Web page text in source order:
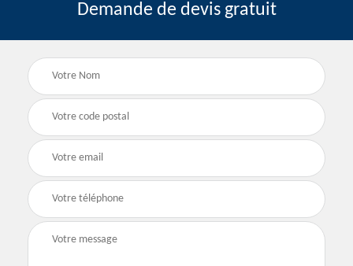
Demande de devis gratuit